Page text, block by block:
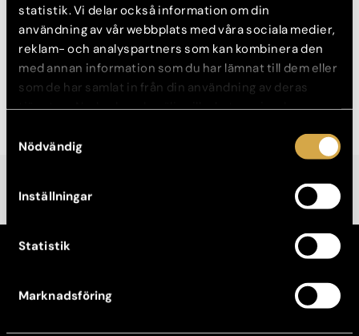
statistik. Vi delar också information om din
användning av vår webbplats med våra sociala medier,
reklam- och analyspartners som kan kombinera den
med annan information som du har lämnat till dem eller
som de har samlat in från din användning av deras
tjänster. Nedan kan du välja vilka kategorier du
mer information om hur varje kategori används.
Nödvändig
Inställningar
Statistik
Marknadsföring
Restylane fillers i kinder för att skapa volym
Restylanefillers för att fylla ut läpparna
Restylane fillers vid sidan av hakan och veck i hakan för
att fylla ut finare linjer
Restylane fillers i nasolabiala vecken
Läs mer om fillers här